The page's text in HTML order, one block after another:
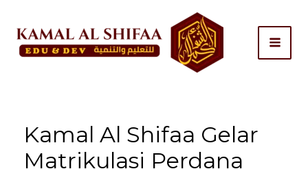
content
Kamal Al Shifaa Gelar
Matrikulasi Perdana